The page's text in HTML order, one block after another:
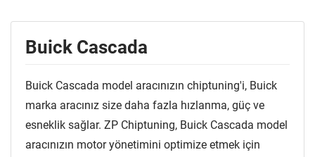
Buick Cascada
Buick Cascada model aracınızın chiptuning'i, Buick
marka aracınız size daha fazla hızlanma, güç ve
esneklik sağlar. ZP Chiptuning, Buick Cascada model
aracınızın motor yönetimini optimize etmek için